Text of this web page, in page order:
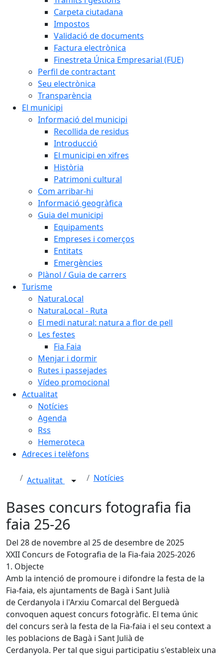
Carpeta ciutadana
Impostos
Validació de documents
Factura electrònica
Finestreta Única Empresarial (FUE)
Perfil de contractant
Seu electrònica
Transparència
El municipi
Informació del municipi
Recollida de residus
Introducció
El municipi en xifres
Història
Patrimoni cultural
Com arribar-hi
Informació geogràfica
Guia del municipi
Equipaments
Empreses i comerços
Entitats
Emergències
Plànol / Guia de carrers
Turisme
NaturaLocal
NaturaLocal - Ruta
El medi natural: natura a flor de pell
Les festes
Fia Faia
Menjar i dormir
Rutes i passejades
Vídeo promocional
Actualitat
Notícies
Agenda
Rss
Hemeroteca
Adreces i telèfons
Actualitat Notícies
Bases concurs fotografia fia
faia 25-26
Del 28 de novembre al 25 de desembre de 2025
XXII Concurs de Fotografia de la Fia-faia 2025-2026
1. Objecte
Amb la intenció de promoure i difondre la festa de la
Fia-faia, els ajuntaments de Bagà i Sant Julià
de Cerdanyola i l'Arxiu Comarcal del Berguedà
convoquen aquest concurs fotogràfic. El tema únic
del concurs serà la festa de la Fia-faia i el seu context a
les poblacions de Bagà i Sant Julià de
Cerdanyola. Per tal que sigui participatiu s'estableix una